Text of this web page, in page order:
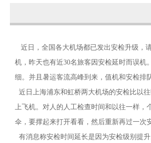
近日，全国各大机场都已发出安检升级，
机，昨天也有近30名旅客因安检延时而误
细。并且暑运客流高峰到来，值机和安检排
近日上海浦东和虹桥两大机场的安检比以
上飞机。对人的人工检查时间和以往一样，
伞，要撑起来打开看看，然后重新再过一次
有消息称安检时间延长是因为安检级别提